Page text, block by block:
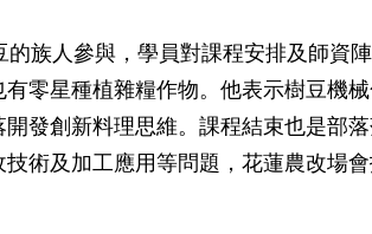
族人參與，學員對課程安排及師資
零星種植雜糧作物。他表示樹豆機
發創新料理思維。課程結束也是部
術及加工應用等問題，花蓮農改場